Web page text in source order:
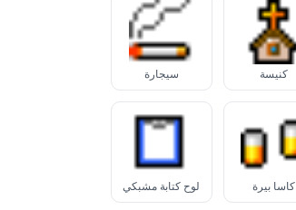
كنيسة سيجارة
كأسا بيرة لوح كتابة مشبكي